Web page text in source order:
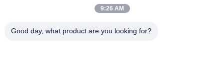
उत्पादों
हमारे बारे में
गुणवत्ता नियंत्रण
9:26 AM
Good day, what product are you looking for?